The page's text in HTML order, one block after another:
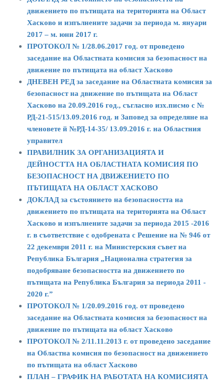
движението по пътищата на територията на Област
Хасково и изпълнените задачи за периода м. януари
2017 – м. юни 2017 г.
ПРОТОКОЛ № 1/28.06.2017 год. от проведено
заседание на Областната комисия за безопасност на
движение по пътищата на област Хасково
ДНЕВЕН РЕД за заседание на Областната комисия за
безопасност на движение по пътищата на Област
Хасково на 20.09.2016 год., съгласно изх.писмо с №
РД-21-515/13.09.2016 год. и Заповед за определяне на
членовете й №РД-14-35/ 13.09.2016 г. на Областния
управител
ПРАВИЛНИК ЗА ОРГАНИЗАЦИЯТА И
ДЕЙНОСТТА НА ОБЛАСТНАТА КОМИСИЯ ПО
БЕЗОПАСНОСТ НА ДВИЖЕНИЕТО ПО
ПЪТИЩАТА НА ОБЛАСТ ХАСКОВО
ДОКЛАД за състоянието на безопасността на
движението по пътищата на територията на Област
Хасково и изпълнените задачи за периода 2015 -2016
г. в съответствие с одобрената с Решение на № 946 от
22 декември 2011 г. на Министерския съвет на
Република България „Национална стратегия за
подобряване безопасността на движението по
пътищата на Република България за периода 2011 -
2020 г.”
ПРОТОКОЛ № 1/20.09.2016 год. от проведено
заседание на Областната комисия за безопасност на
движение по пътищата на област Хасково
ПРОТОКОЛ № 2/11.11.2013 г. от проведено заседание
на Областна комисия по безопасност на движението
по пътищата на област Хасково
ПЛАН – ГРАФИК НА РАБОТАТА НА КОМИСИЯТА